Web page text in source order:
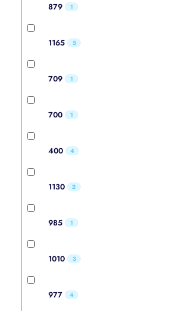
879 1
1165 5
709 1
700 1
400 4
1130 2
985 1
1010 3
977 4